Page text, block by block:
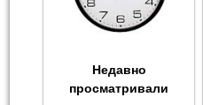
Недавно
просматривали